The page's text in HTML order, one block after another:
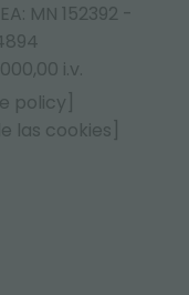
MN 152392 -
i.v.
policy]
las cookies]